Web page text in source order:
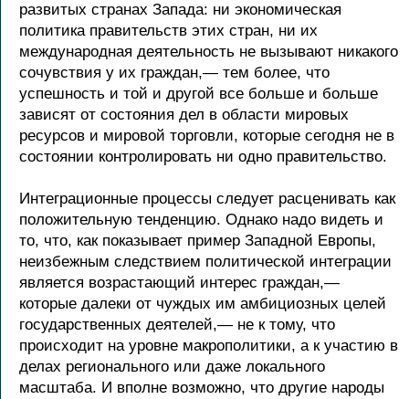
развитых странах Запада: ни экономическая
политика правительств этих стран, ни их
международная деятельность не вызывают никакого
сочувствия у их граждан,— тем более, что
успешность и той и другой все больше и больше
зависят от состояния дел в области мировых
ресурсов и мировой торговли, которые сегодня не в
состоянии контролировать ни одно правительство.
Интеграционные процессы следует расценивать как
положительную тенденцию. Однако надо видеть и
то, что, как показывает пример Западной Европы,
неизбежным следствием политической интеграции
является возрастающий интерес граждан,—
которые далеки от чуждых им амбициозных целей
государственных деятелей,— не к тому, что
происходит на уровне макрополитики, а к участию в
делах регионального или даже локального
масштаба. И вполне возможно, что другие народы